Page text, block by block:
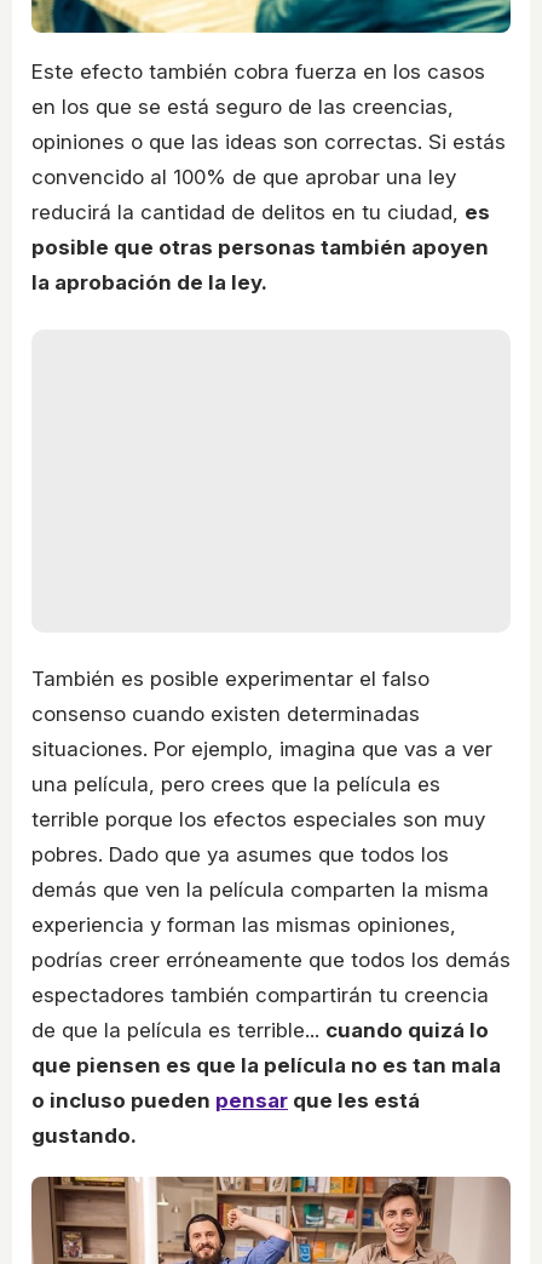
Este efecto también cobra fuerza en los casos
en los que se está seguro de las creencias,
opiniones o que las ideas son correctas. Si estás
convencido al 100% de que aprobar una ley
reducirá la cantidad de delitos en tu ciudad, es
posible que otras personas también apoyen
la aprobación de la ley.
También es posible experimentar el falso
consenso cuando existen determinadas
situaciones. Por ejemplo, imagina que vas a ver
una película, pero crees que la película es
terrible porque los efectos especiales son muy
pobres. Dado que ya asumes que todos los
demás que ven la película comparten la misma
experiencia y forman las mismas opiniones,
podrías creer erróneamente que todos los demás
espectadores también compartirán tu creencia
de que la película es terrible... cuando quizá lo
que piensen es que la película no es tan mala
o incluso pueden pensar que les está
gustando.